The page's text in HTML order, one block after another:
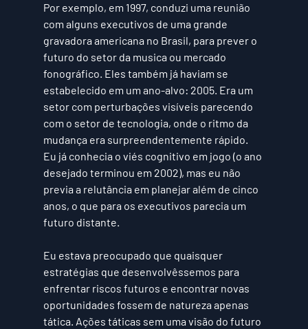
Por exemplo, em 1997, conduzi uma reunião
com alguns executivos de uma grande
gravadora americana no Brasil, para prever o
futuro do setor da musica ou mercado
fonográfico. Eles também já haviam se
estabelecido em um ano-alvo: 2005. Era um
setor com perturbações visíveis parecendo
com o setor de tecnologia, onde o ritmo da
mudança era surpreendentemente rápido.
Eu já conhecia o viés cognitivo em jogo (o ano
desejado terminou em 2002), mas eu não
previa a relutância em planejar além de cinco
anos, o que para os executivos parecia um
futuro distante.
Eu estava preocupado que quaisquer
estratégias que desenvolvêssemos para
enfrentar riscos futuros e encontrar novas
oportunidades fossem de natureza apenas
tática. Ações táticas sem uma visão do futuro